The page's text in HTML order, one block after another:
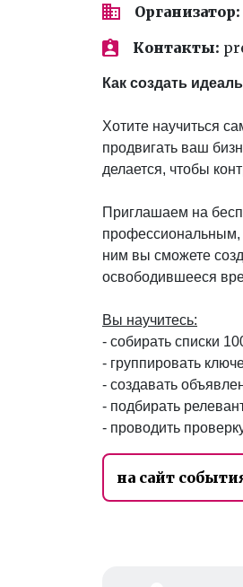
Организатор:
Контакты:
Как создать
Хотите научиться
продвигать ваш
делается, чтобы
Приглашаем на
профессиональным,
ним вы сможете
освободившееся
Вы научитесь:
- собирать списки
- группировать
- создавать
- подбирать
- проводить
на сайт